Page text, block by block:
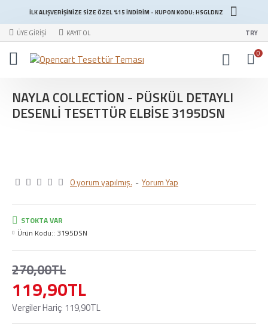
İLK ALIŞVERİŞİNİZE SİZE ÖZEL %15 İNDİRİM - KUPON KODU: HSGLDNZ
ÜYE GIRIŞI KAYIT OL TRY
0
NAYLA COLLECTION - PÜSKÜL DETAYLI
DESENLI TESETTÜR ELBISE 3195DSN
0 yorum yapılmış. - Yorum Yap
119,90TL
270,00TL
Vergiler Hariç: 119,90TL
STOKTA VAR
Ürün Kodu:: 3195DSN